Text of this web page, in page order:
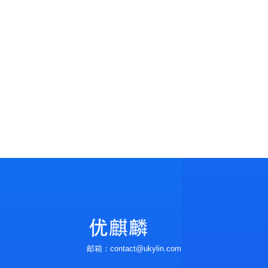
邮箱：contact@ukylin.com